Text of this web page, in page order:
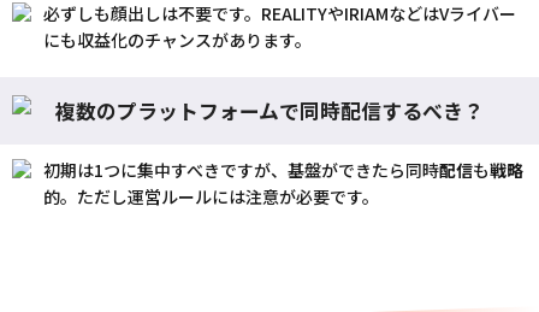
必ずしも顔出しは不要です。REALITYやIRIAMなどはVライバー
にも収益化のチャンスがあります。
複数のプラットフォームで同時配信するべき？
初期は1つに集中すべきですが、基盤ができたら同時配信も戦略
的。ただし運営ルールには注意が必要です。